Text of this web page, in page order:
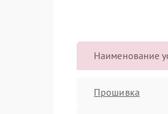
Наименование
Прошивка